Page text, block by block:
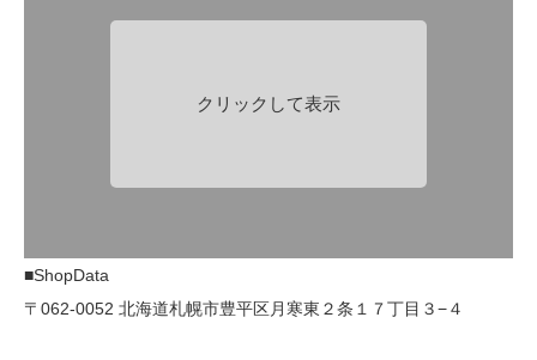
クリックして表示
■ShopData
〒062-0052 北海道札幌市豊平区月寒東２条１７丁目３−４